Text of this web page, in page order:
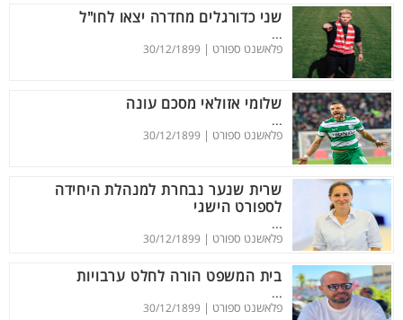
שני כדורגלים מחדרה יצאו לחו"ל
...
פלאשנט ספורט | 30/12/1899
שלומי אזולאי מסכם עונה
...
פלאשנט ספורט | 30/12/1899
שרית שנער נבחרת למנהלת היחידה
לספורט הישגי
...
פלאשנט ספורט | 30/12/1899
בית המשפט הורה לחלט ערבויות
...
פלאשנט ספורט | 30/12/1899